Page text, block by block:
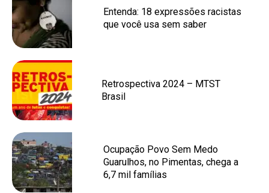
Entenda: 18 expressões racistas
que você usa sem saber
Retrospectiva 2024 – MTST
Brasil
Ocupação Povo Sem Medo
Guarulhos, no Pimentas, chega a
6,7 mil famílias